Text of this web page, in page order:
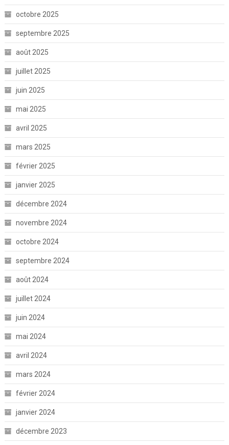
octobre 2025
septembre 2025
août 2025
juillet 2025
juin 2025
mai 2025
avril 2025
mars 2025
février 2025
janvier 2025
décembre 2024
novembre 2024
octobre 2024
septembre 2024
août 2024
juillet 2024
juin 2024
mai 2024
avril 2024
mars 2024
février 2024
janvier 2024
décembre 2023